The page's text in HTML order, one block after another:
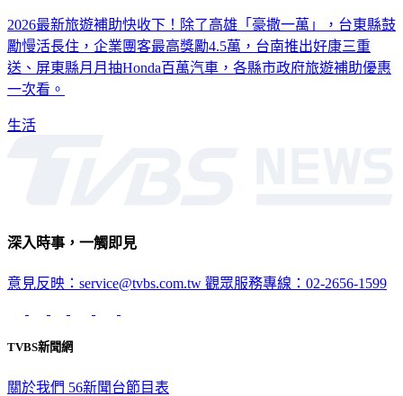
2026最新旅遊補助快收下！除了高雄「豪撒一萬」，台東縣鼓
勵慢活長住，企業團客最高獎勵4.5萬，台南推出好康三重
送、屏東縣月月抽Honda百萬汽車，各縣市政府旅遊補助優惠
一次看。
生活
深入時事，一觸即見
意見反映：service@tvbs.com.tw 觀眾服務專線：02-2656-1599
TVBS新聞網
關於我們 56新聞台節目表